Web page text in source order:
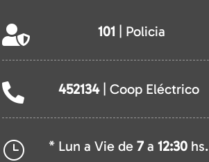
 101 | Policia
 452134| Coop Eléctrico
} * Lun a Vie de7 a12:30 hs.